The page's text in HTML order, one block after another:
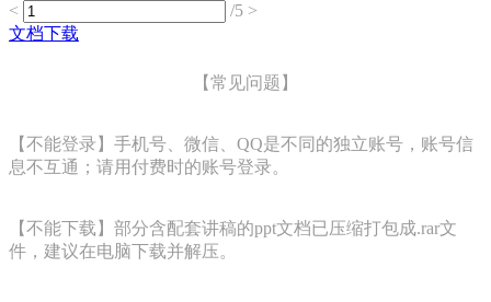
<
/5 >
文档下载
【常见问题】
【不能登录】手机号、微信、QQ是不同的独立账号，账号信
息不互通；请用付费时的账号登录。
【不能下载】部分含配套讲稿的ppt文档已压缩打包成.rar文
件，建议在电脑下载并解压。